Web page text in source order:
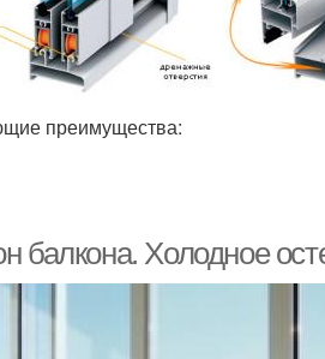
преимущества:
балкона. Холодное